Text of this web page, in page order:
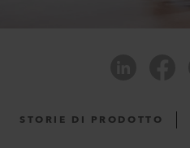
STORIE DI PRODOTTO